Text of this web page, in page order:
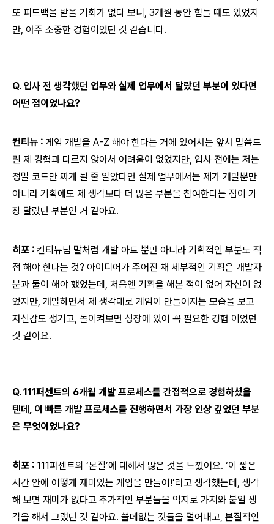
또 피드백을 받을 기회가 없다 보니, 3개월 동안 힘들 때도 있었지
만, 아주 소중한 경험이었던 것 같습니다.
Q. 입사 전 생각했던 업무와 실제 업무에서 달랐던 부분이 있다면
어떤 점이었나요?
컨티뉴 : 게임 개발을 A-Z 해야 한다는 거에 있어서는 앞서 말씀드
린 제 경험과 다르지 않아서 어려움이 없었지만, 입사 전에는 저는
정말 코드만 짜게 될 줄 알았다면 실제 업무에서는 제가 개발뿐만
아니라 기획에도 제 생각보다 더 많은 부분을 참여한다는 점이 가
장 달랐던 부분인 거 같아요.
히포 : 컨티뉴님 말처럼 개발 아트 뿐만 아니라 기획적인 부분도 직
접 해야 한다는 것? 아이디어가 주어진 채 세부적인 기획은 개발자
분과 둘이 해야 했었는데, 처음엔 기획을 해본 적이 없어 자신이 없
었지만, 개발하면서 제 생각대로 게임이 만들어지는 모습을 보고
자신감도 생기고, 돌이켜보면 성장에 있어 꼭 필요한 경험 이었던
것 같아요.
Q. 111퍼센트의 6개월 개발 프로세스를 간접적으로 경험하셨을
텐데, 이 빠른 개발 프로세스를 진행하면서 가장 인상 깊었던 부분
은 무엇이었나요?
히포 : 111퍼센트의 ‘본질’에 대해서 많은 것을 느꼈어요. ‘이 짧은
시간 안에 어떻게 재미있는 게임을 만들어!’라고 생각했는데, 생각
해 보면 재미가 없다고 추가적인 부분들을 억지로 가져와 붙일 생
각을 해서 그랬던 것 같아요. 쓸데없는 것들을 덜어내고, 본질적인